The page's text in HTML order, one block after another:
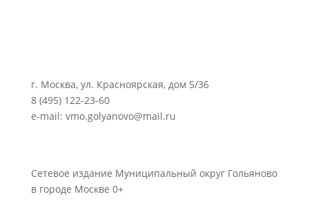
г. Москва, ул. Красноярская, дом 5/36
8 (495) 122-23-60
e-mail: vmo.golyanovo@mail.ru
Сетевое издание Муниципальный округ Гольяново
в городе Москве 0+